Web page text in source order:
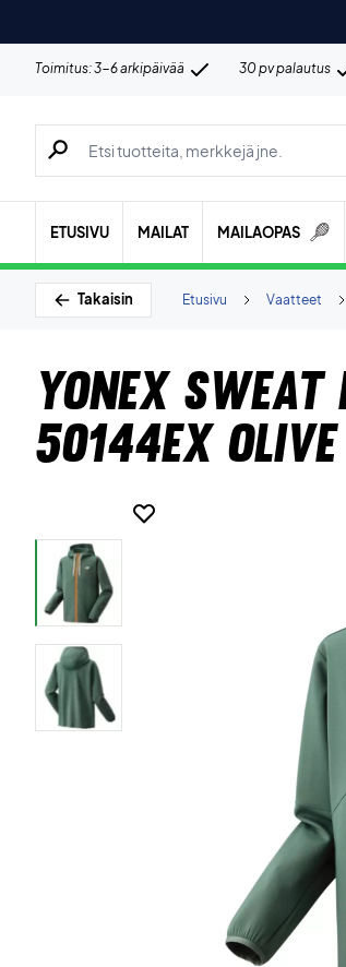
Toimitus: 3-6 arkipäivää 30 pv palautus
Hae tuotteita, merkkejä jne.
ETUSIVU MAILAT MAILAOPAS
Takaisin Vaatteet
Etusivu
Yonex Sweat
50144EX Olive